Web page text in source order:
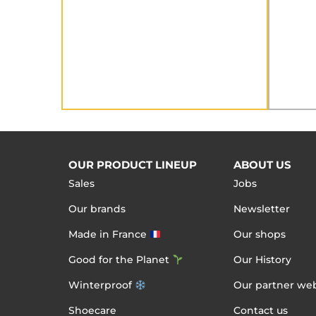
OUR PRODUCT LINEUP
Sales
Our brands
Made in France
Good for the Planet
Winterproof
Shoecare
ABOUT US
Jobs
Newsletter
Our shops
Our History
Our partner
Contact us